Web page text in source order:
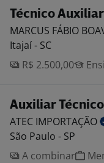
Técnico
MARCUS FÁBIO
Itajaí - SC
R$ 2.500,00
Auxiliar
ATEC IMPORTAÇÃO
São Paulo - SP
A combinar